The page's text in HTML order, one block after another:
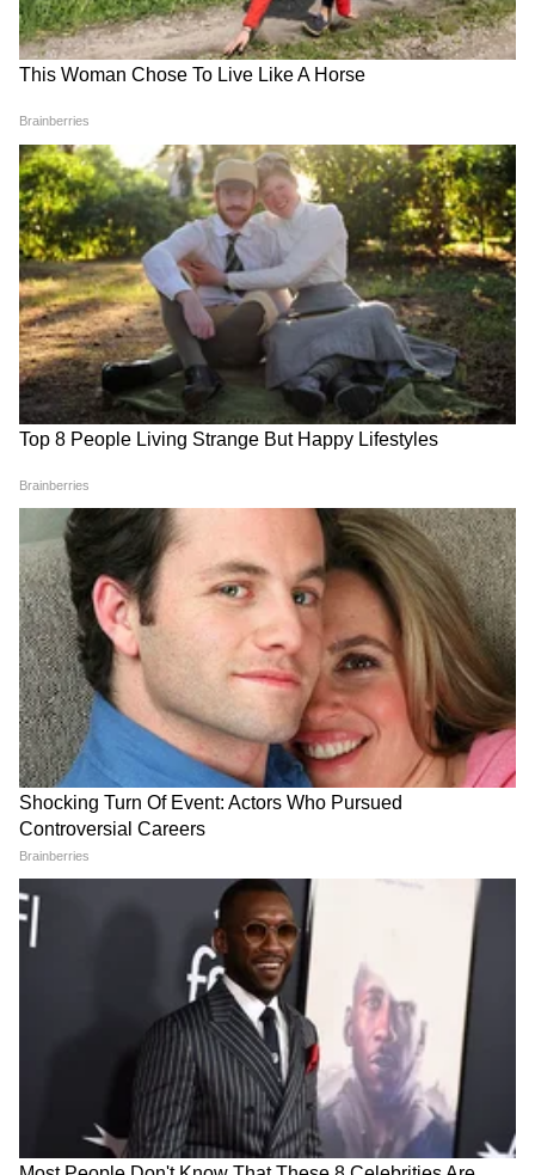
Related Articles
International Yoga Day 2025 : UP चे CM योगी
आदित्यनाथ यांनी गोरखपूरमध्ये केला योगाभ्यास, दिला हा
संदेश
International Yoga Day 2025 : 14 हजार फूट
उंचीवरुन भारत-तिबेट सीमा पोलिसांकडून योगा, पाहा
VIDEO
3
5
Image Credit : Gemini AI
कुटुंब आणि मित्रांसाठी संदेश
तुमच्या आयुष्यात आरोग्य, सुख आणि शांती कायम
राहो. योग दिनाच्या शुभेच्छा.
दररोज योग करा आणि आयुष्य आनंदी बनवा.
योग तुमच्या जीवनात नवी ऊर्जा आणि आत्मविश्वास
जेव्हा श्वासांचं संगीत योगाशी जुळतं, तेव्हा प्रत्येक ताण
आयुष्यातून दूर जातो.
औषधांच्या आधी योगाला संधी द्या, आपल्या शरीराला
निरोगी राहण्याची संधी द्या.
योगामुळे एकाग्रता आणि आत्मबळ वाढतं.
योग शरीर, मन आणि आत्मा यांना जोडतो.